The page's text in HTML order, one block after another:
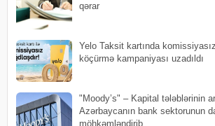
qərar
Yelo Taksit kartında
köçürmə kampaniyası uzadıldı
"Moody’s" – Kapital tələblərinin
Azərbaycanın bank sektorunun
möhkəmləndirib